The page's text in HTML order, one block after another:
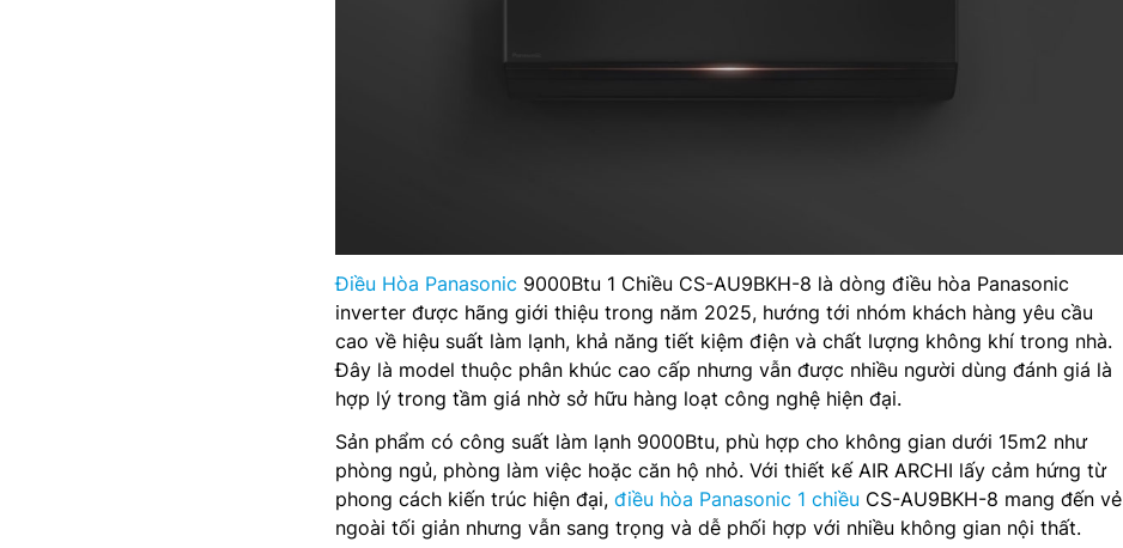
Điều Hòa Panasonic 9000Btu 1 Chiều CS-AU9BKH-8 là dòng điều hòa Panasonic
inverter được hãng giới thiệu trong năm 2025, hướng tới nhóm khách hàng yêu cầu
cao về hiệu suất làm lạnh, khả năng tiết kiệm điện và chất lượng không khí trong nhà.
Đây là model thuộc phân khúc cao cấp nhưng vẫn được nhiều người dùng đánh giá là
hợp lý trong tầm giá nhờ sở hữu hàng loạt công nghệ hiện đại.
Sản phẩm có công suất làm lạnh 9000Btu, phù hợp cho không gian dưới 15m2 như
phòng ngủ, phòng làm việc hoặc căn hộ nhỏ. Với thiết kế AIR ARCHI lấy cảm hứng từ
phong cách kiến trúc hiện đại, điều hòa Panasonic 1 chiều CS-AU9BKH-8 mang đến vẻ
ngoài tối giản nhưng vẫn sang trọng và dễ phối hợp với nhiều không gian nội thất.